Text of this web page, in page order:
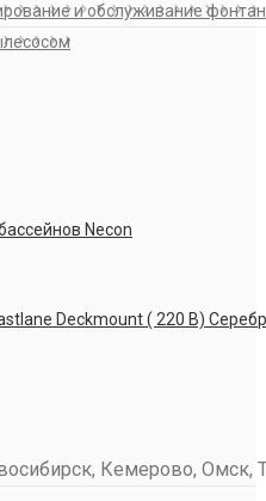
и обслуживание
Necon
Deckmount ( 220 В)
Кемерово, Омск,